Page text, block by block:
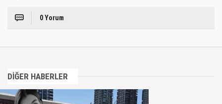
0 Yorum
DİĞER HABERLER